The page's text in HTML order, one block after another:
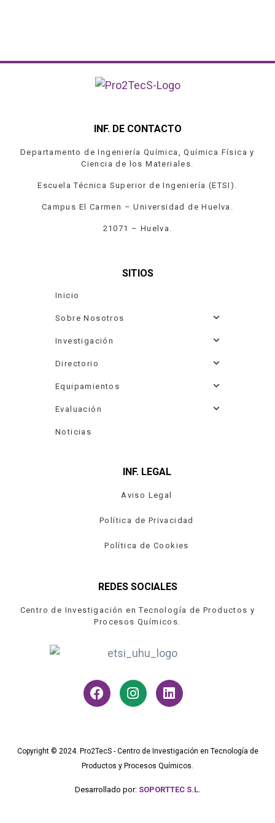
INF. DE CONTACTO
Departamento de Ingeniería Química, Química Física y
Ciencia de los Materiales.
Escuela Técnica Superior de Ingeniería (ETSI).
Campus El Carmen – Universidad de Huelva.
21071 – Huelva.
SITIOS
Inicio
Sobre Nosotros
Investigación
Directorio
Equipamientos
Evaluación
Noticias
INF. LEGAL
Aviso Legal
Política de Privacidad
Política de Cookies
REDES SOCIALES
Centro de Investigación en Tecnología de Productos y
Procesos Químicos.
Copyright © 2024. Pro2TecS - Centro de Investigación en Tecnología de
Productos y Procesos Químicos.
Desarrollado por: SOPORTTEC S.L.